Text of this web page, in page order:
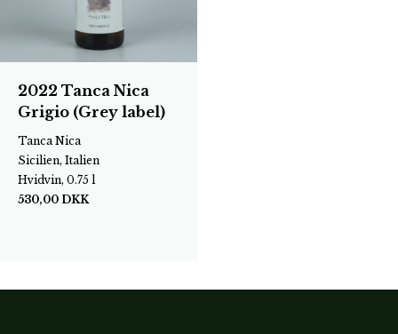
2022 Tanca Nica
Grigio (Grey label)
Tanca Nica
Sicilien, Italien
Hvidvin, 0.75 l
530,00 DKK